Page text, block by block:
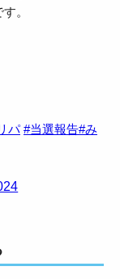
。
パ #当選報告#み